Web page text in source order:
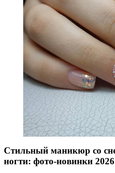
Стильный маникюр со
ногти: фото-новинки 2026